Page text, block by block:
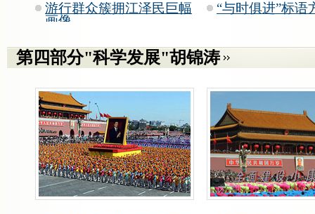
游行群众簇拥江泽民巨幅
画像
“与时俱进”标语
第四部分"科学发展"胡锦涛